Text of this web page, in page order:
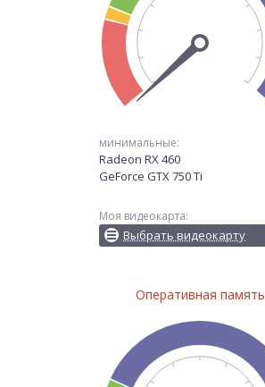
минимальные:
Radeon RX 460
GeForce GTX 750 Ti
Моя видеокарта:
Выбрать видеокарту
Оперативная память